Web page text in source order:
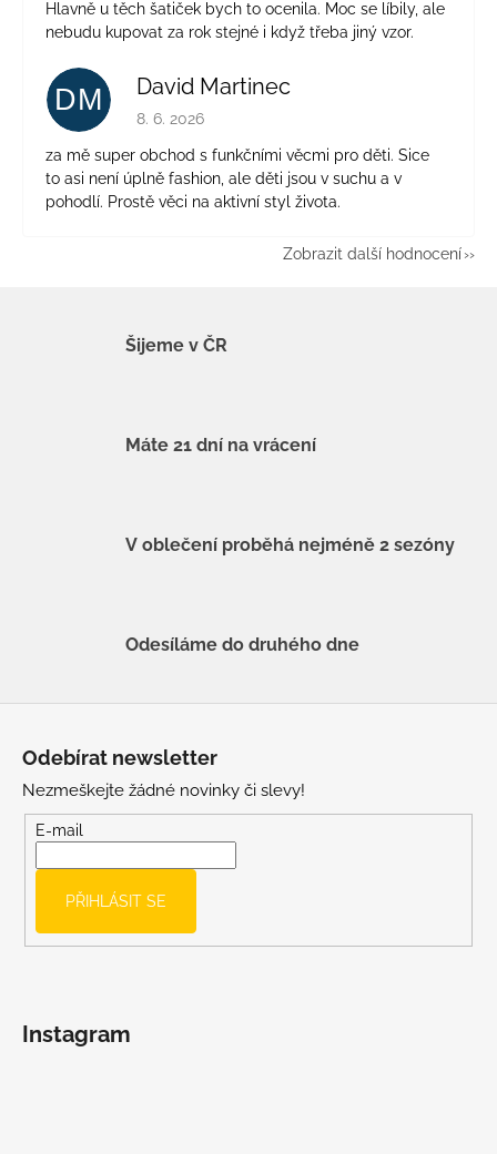
Hlavně u těch šatiček bych to ocenila. Moc se líbily, ale
nebudu kupovat za rok stejné i když třeba jiný vzor.
DM David Martinec
Hodnocení obchodu je 5 z 5 hvězdiček.
8. 6. 2026
za mě super obchod s funkčními věcmi pro děti. Sice
to asi není úplně fashion, ale děti jsou v suchu a v
pohodlí. Prostě věci na aktivní styl života.
Zobrazit další hodnocení
Šijeme v ČR
Máte 21 dní na vrácení
V oblečení proběhá nejméně 2 sezóny
Odesíláme do druhého dne
Odebírat newsletter
Nezmeškejte žádné novinky či slevy!
E-mail
PŘIHLÁSIT SE
Instagram